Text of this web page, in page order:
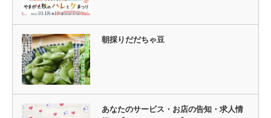
朝採りだだちゃ豆
あなたのサービス・お店の告知・求人情